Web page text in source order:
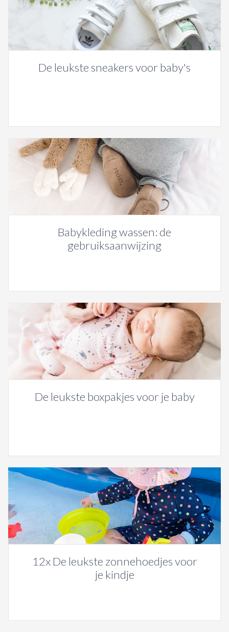
De leukste sneakers voor baby's
Babykleding wassen: de
gebruiksaanwijzing
De leukste boxpakjes voor je baby
12x De leukste zonnehoedjes voor
je kindje